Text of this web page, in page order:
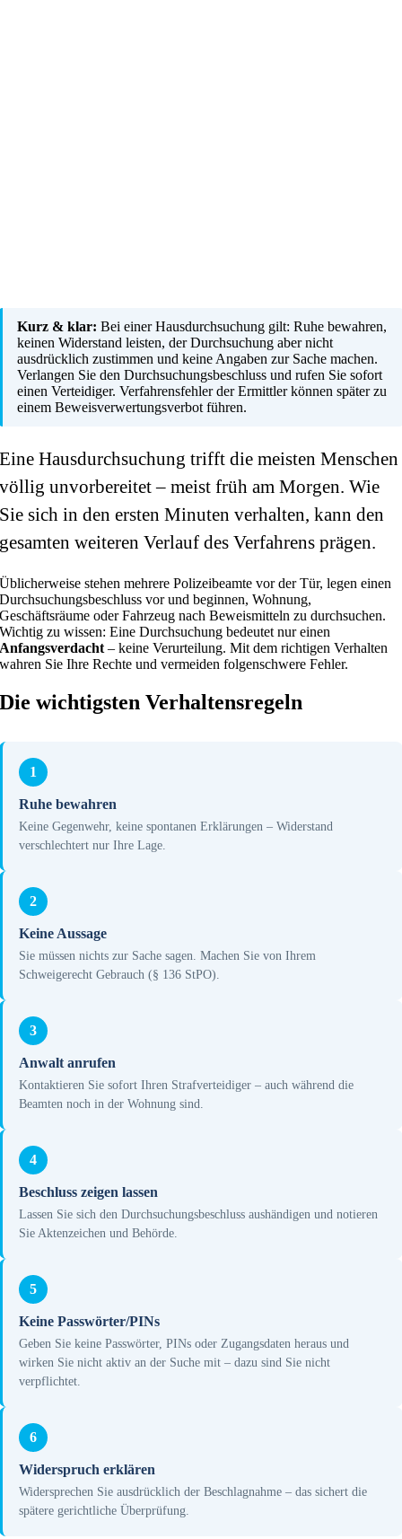
Kurz & klar: Bei einer Hausdurchsuchung gilt: Ruhe bewahren,
keinen Widerstand leisten, der Durchsuchung aber nicht
ausdrücklich zustimmen und keine Angaben zur Sache machen.
Verlangen Sie den Durchsuchungsbeschluss und rufen Sie sofort
einen Verteidiger. Verfahrensfehler der Ermittler können später zu
einem Beweisverwertungsverbot führen.
Eine Hausdurchsuchung trifft die meisten Menschen
völlig unvorbereitet – meist früh am Morgen. Wie
Sie sich in den ersten Minuten verhalten, kann den
gesamten weiteren Verlauf des Verfahrens prägen.
Üblicherweise stehen mehrere Polizeibeamte vor der Tür, legen einen
Durchsuchungsbeschluss vor und beginnen, Wohnung,
Geschäftsräume oder Fahrzeug nach Beweismitteln zu durchsuchen.
Wichtig zu wissen: Eine Durchsuchung bedeutet nur einen
Anfangsverdacht – keine Verurteilung. Mit dem richtigen Verhalten
wahren Sie Ihre Rechte und vermeiden folgenschwere Fehler.
Die wichtigsten Verhaltensregeln
1
Ruhe bewahren
Keine Gegenwehr, keine spontanen Erklärungen – Widerstand
verschlechtert nur Ihre Lage.
2
Keine Aussage
Sie müssen nichts zur Sache sagen. Machen Sie von Ihrem
Schweigerecht Gebrauch (§ 136 StPO).
3
Anwalt anrufen
Kontaktieren Sie sofort Ihren Strafverteidiger – auch während die
Beamten noch in der Wohnung sind.
4
Beschluss zeigen lassen
Lassen Sie sich den Durchsuchungsbeschluss aushändigen und notieren
Sie Aktenzeichen und Behörde.
5
Keine Passwörter/PINs
Geben Sie keine Passwörter, PINs oder Zugangsdaten heraus und
wirken Sie nicht aktiv an der Suche mit – dazu sind Sie nicht
verpflichtet.
6
Widerspruch erklären
Widersprechen Sie ausdrücklich der Beschlagnahme – das sichert die
spätere gerichtliche Überprüfung.